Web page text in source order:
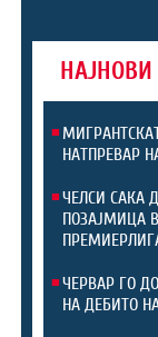
НАЈНОВИ
НАТПРЕВАР
ЧЕЛСИ САКА
ПОЗАЈМИЦА
ЧЕРВАР ГО
НА ДЕБИТО